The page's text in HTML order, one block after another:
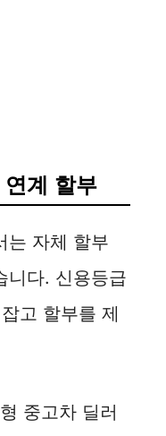
계 할부
는 자체 할부
니다. 신용등급
고 할부를 제
중고차 딜러